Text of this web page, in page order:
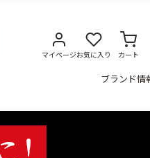
マイページお気に入り カート
ブランド情